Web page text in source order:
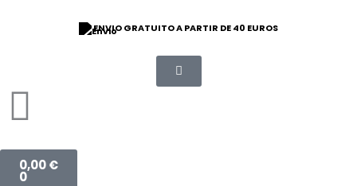
ENVIO GRATUITO A PARTIR DE 40 EUROS
0,00€
0
Carrinho